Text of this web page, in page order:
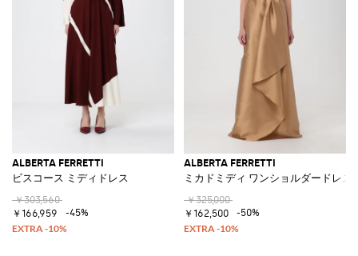
ALBERTA FERRETTI
ビスコース ミディドレス
￥303,560
￥166,959
-45%
ALBERTA FERRETTI
ミカドミディ ワンショルダードレス
￥325,000
￥162,500
-50%